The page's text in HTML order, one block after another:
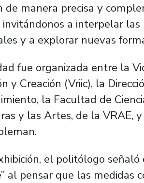
de manera precisa y
invitándonos a interpelar las
y a explorar nuevas
fue organizada entre la
y Creación (Vriic), la
la Facultad de
y las Artes, de la VRAE,
el politólogo
al pensar que las medidas